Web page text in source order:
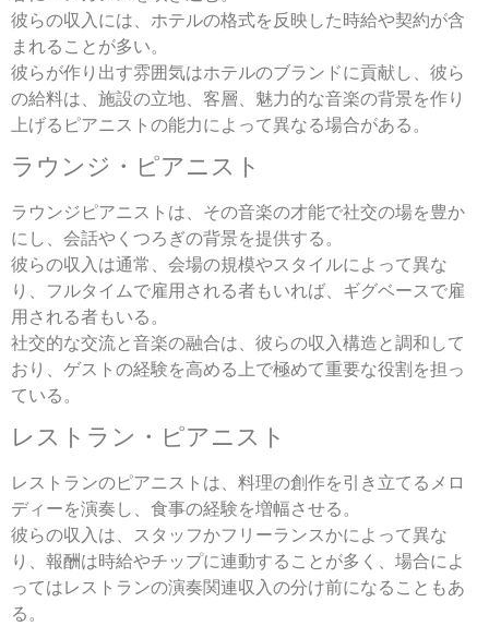
彼らの収入には、ホテルの格式を反映した時給や契約が含
まれることが多い。
彼らが作り出す雰囲気はホテルのブランドに貢献し、彼ら
の給料は、施設の立地、客層、魅力的な音楽の背景を作り
上げるピアニストの能力によって異なる場合がある。
ラウンジ・ピアニスト
ラウンジピアニストは、その音楽の才能で社交の場を豊か
にし、会話やくつろぎの背景を提供する。
彼らの収入は通常、会場の規模やスタイルによって異な
り、フルタイムで雇用される者もいれば、ギグベースで雇
用される者もいる。
社交的な交流と音楽の融合は、彼らの収入構造と調和して
おり、ゲストの経験を高める上で極めて重要な役割を担っ
ている。
レストラン・ピアニスト
レストランのピアニストは、料理の創作を引き立てるメロ
ディーを演奏し、食事の経験を増幅させる。
彼らの収入は、スタッフかフリーランスかによって異な
り、報酬は時給やチップに連動することが多く、場合によ
ってはレストランの演奏関連収入の分け前になることもあ
る。